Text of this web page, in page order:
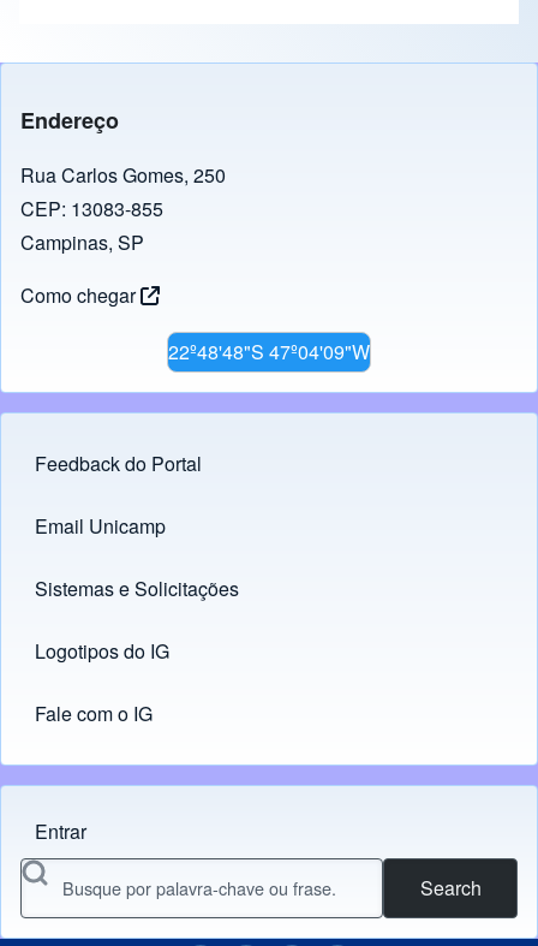
Endereço
Rua Carlos Gomes, 250
CEP: 13083-855
Campinas, SP
Como chegar
22º48'48"S 47º04'09"W
Footer menu
Feedback do Portal
Links
Email Unicamp
(opens in new tab)
Sistemas e Solicitações
(opens in new tab)
Logotipos do IG
(opens in new tab)
Fale com o IG
Menu do usuário
Entrar
Search